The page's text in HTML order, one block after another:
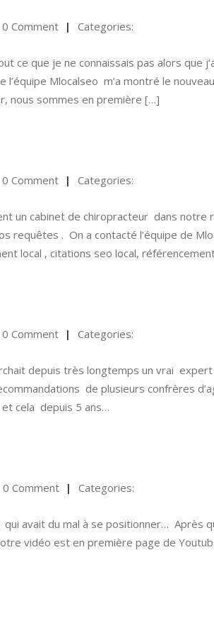
0 Comment Categories:
ce que je ne connaissais pas alors que
Mlocalseo m’a montré le
nous sommes en première […]
0 Comment Categories:
un cabinet de chiropracteur dans notre
. On a contacté l’équipe de
local , citations seo local,
0 Comment Categories:
depuis très longtemps un vrai
de plusieurs confrères
cela depuis 5 ans…
0 Comment Categories:
qui avait du mal à se positionner… Après
vidéo est en première page de